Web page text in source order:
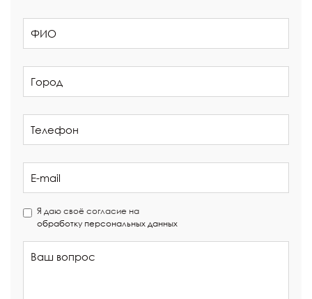
Я даю своё согласие на
обработку персональных данных